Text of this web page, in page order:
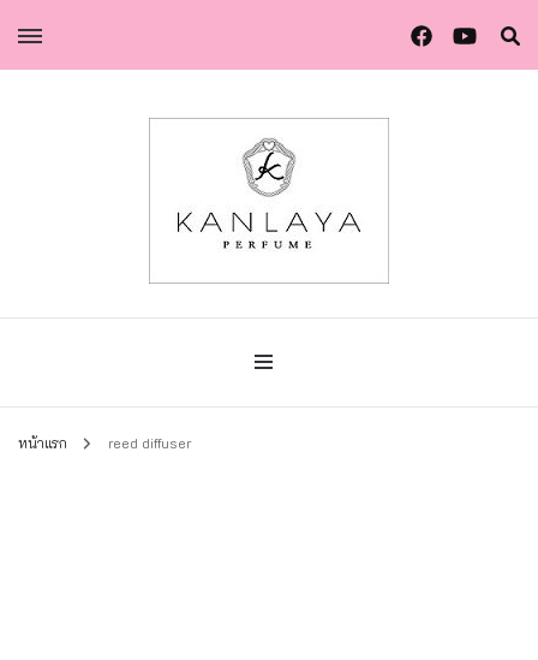
น้ำหอมกัลยา
น้ำหอมกัลยา น้ำหอมแท้แบรนด์ไทย คุณภาพยุโรป
หน้าแรก reed diffuser